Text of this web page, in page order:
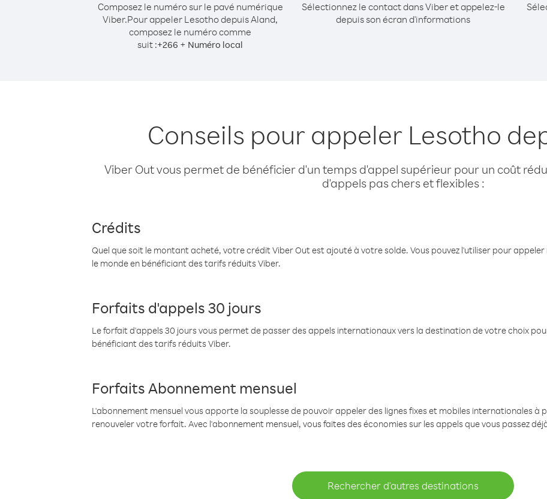
Composez le numéro sur le pavé numérique
Viber.Pour appeler Lesotho depuis Aland,
composez le numéro comme
suit :+266 + Numéro local
Sélectionnez le contact dans Viber et appelez-le
depuis son écran d'informations
Conseils pour appeler Lesotho
Viber Out vous permet de bénéficier d'un temps d'appel supérieur pour un coût
d'appels pas chers et flexibles :
Crédits
Quel que soit le montant acheté, votre crédit Viber Out est ajouté à votre solde. Vous pouvez l'utiliser pour
le monde en bénéficiant des tarifs réduits Viber.
Forfaits d'appels 30 jours
Le forfait d'appels 30 jours vous permet de passer des appels internationaux vers la destination de votre choix
bénéficiant des tarifs réduits Viber.
Forfaits Abonnement mensuel
L'abonnement mensuel vous apporte la souplesse de pouvoir appeler des lignes fixes et mobiles internationales à
renouveler votre forfait. Avec l'abonnement mensuel, vous faites des économies sur les appels que vous passez
Rechercher d'autres destinations